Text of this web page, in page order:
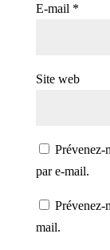
E-mail *
Site web
Prévenez-
par e-mail.
Prévenez-
mail.